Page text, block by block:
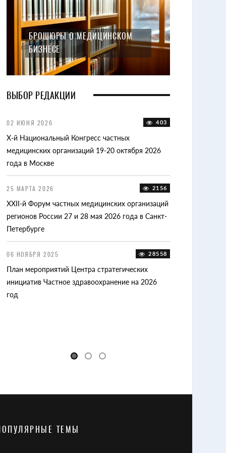
БРОШЮРЫ О МЕДИЦИНСКОМ
БИЗНЕСЕ
ВЫБОР РЕДАКЦИИ
02 ИЮНЯ 2026 403
X-й Национальный Конгресс частных
медицинских организаций 19-20 октября 2026
года в Москве
25 МАРТА 2026 2156
XXII-й Форум частных медицинских организаций
регионов России 27 и 28 мая 2026 года в Санкт-
Петербурге
06 НОЯБРЯ 2025 28558
План мероприятий Центра стратегических
инициатив Частное здравоохранение на 2026
год
ТЕМЫ